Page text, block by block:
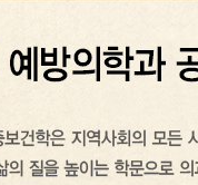
래서점